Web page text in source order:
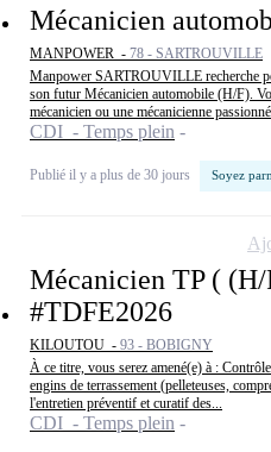
Mécanicien
MANPOWER - 78 - SARTROUVILLE
Manpower SARTROUVILLE recherche
son futur Mécanicien automobile (H/F).
mécanicien ou une mécanicienne
CDI - Temps plein
Publié il y a plus de 30 jours Soyez
Mécanicien TP ( (H/
#TDFE2026
KILOUTOU - 93 - BOBIGNY
À ce titre, vous serez amené(e) à :
engins de terrassement (pelleteuses,
l'entretien préventif et curatif des...
CDI - Temps plein